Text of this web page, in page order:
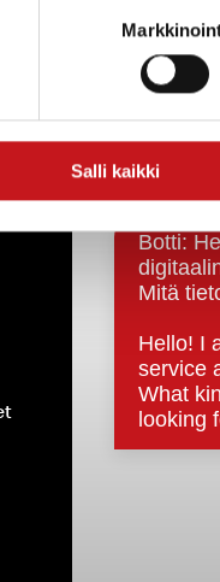
Salli kaikki
Päätökset,
Hallinto
Kunnanhallitus